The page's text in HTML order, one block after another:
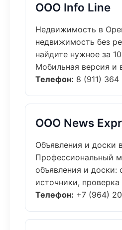
ООО Info Line
Недвижимость в
недвижимость без
найдите нужное за
Мобильная версия и
Телефон: 8 (911) 364
ООО News
Объявления и доски
Профессиональный
объявления и доски:
источники, проверка
Телефон: +7 (964)